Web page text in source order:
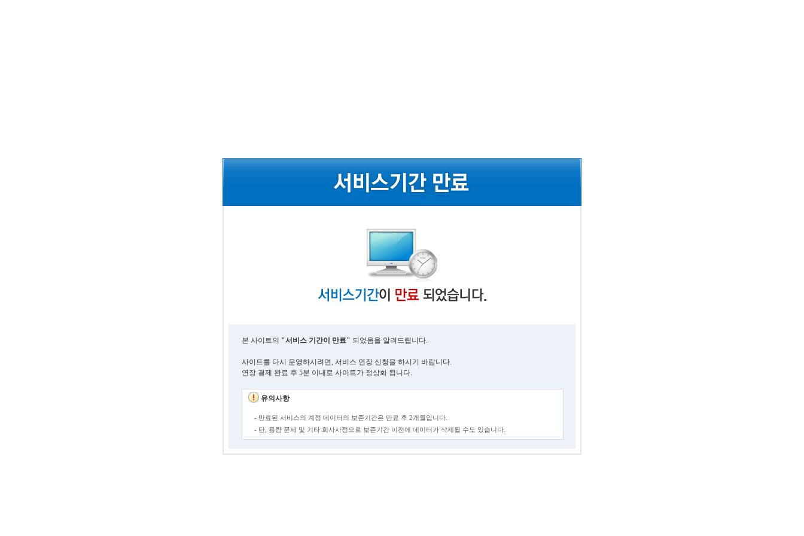
본 사이트의 "서비스 기간이 만료" 되었음을 알려드립니다.
사이트를 다시 운영하시려면, 서비스 연장 신청을 하시기 바랍니다.
연장 결제 완료 후 5분 이내로 사이트가 정상화 됩니다.
유의사항
- 만료된 서비스의 계정 데이터의 보존기간은 만료 후 2개월입니다.
- 단, 용량 문제 및 기타 회사사정으로 보존기간 이전에 데이터가 삭제될 수도 있습니다.